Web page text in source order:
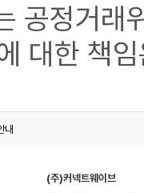
공정거래
대한 책
내
(주)커넥트웨이브